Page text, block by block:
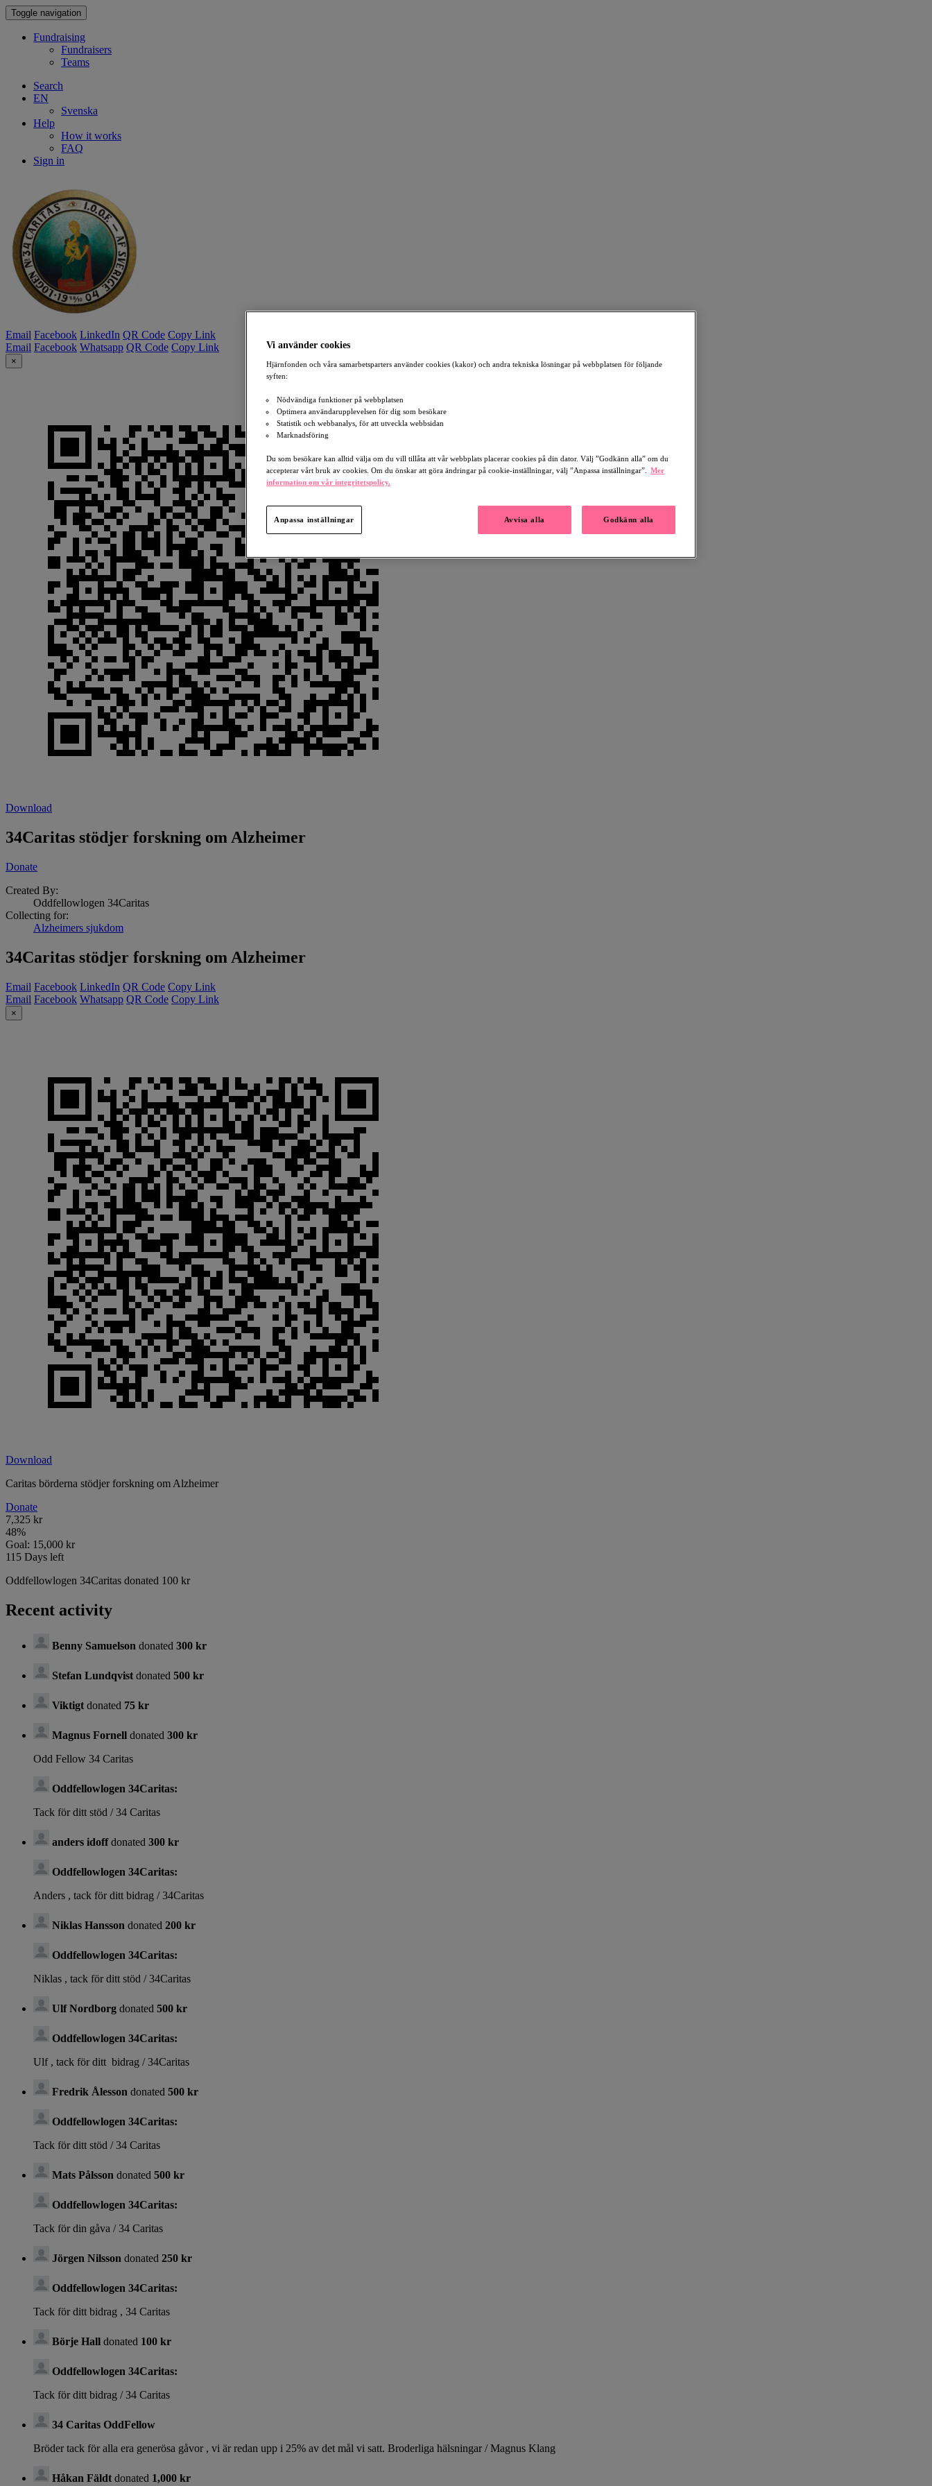
Toggle navigation
Fundraising
Fundraisers
Teams
Search
EN
Svenska
Help
How it works
FAQ
Sign in
Email Facebook LinkedIn QR Code Copy Link
Email Facebook Whatsapp QR Code Copy Link
×
Download
34Caritas stödjer forskning om Alzheimer
Donate
Created By:
Oddfellowlogen 34Caritas
Collecting for:
Alzheimers sjukdom
34Caritas stödjer forskning om Alzheimer
Email Facebook LinkedIn QR Code Copy Link
Email Facebook Whatsapp QR Code Copy Link
×
Download
Caritas börderna stödjer forskning om Alzheimer
Donate
7,325 kr
48%
Goal: 15,000 kr
115 Days left
Oddfellowlogen 34Caritas donated 100 kr
Recent activity
Benny Samuelson donated 300 kr
Stefan Lundqvist donated 500 kr
Viktigt donated 75 kr
Magnus Fornell donated 300 kr
Odd Fellow 34 Caritas
Oddfellowlogen 34Caritas:
Tack för ditt stöd / 34 Caritas
anders idoffdonated 300 kr
Oddfellowlogen 34Caritas:
Anders , tack för ditt bidrag / 34Caritas
Niklas Hansson donated 200 kr
Oddfellowlogen 34Caritas:
Niklas , tack för ditt stöd / 34Caritas
Ulf Nordborg donated 500 kr
Oddfellowlogen 34Caritas:
Ulf , tack för ditt bidrag / 34Caritas
Fredrik Ålesson donated 500 kr
Oddfellowlogen 34Caritas:
Tack för ditt stöd / 34 Caritas
Mats Pålsson donated 500 kr
Oddfellowlogen 34Caritas:
Tack för din gåva / 34 Caritas
Jörgen Nilsson donated 250 kr
Oddfellowlogen 34Caritas:
Tack för ditt bidrag , 34 Caritas
Börje Hall donated 100 kr
Oddfellowlogen 34Caritas:
Tack för ditt bidrag / 34 Caritas
34 Caritas OddFellow
Bröder tack för alla era generösa gåvor , vi är redan upp i 25% av det mål vi satt. Broderliga hälsningar / Magnus Klang
Håkan Fäldt donated 1,000 kr
Vi använder cookies
Hjärnfonden och våra samarbetsparters använder cookies (kakor) och andra tekniska lösningar på webbplatsen för följande
syften:
Nödvändiga funktioner på webbplatsen
Optimera användarupplevelsen för dig som besökare
Statistik och webbanalys, för att utveckla webbsidan
Marknadsföring
Du som besökare kan alltid välja om du vill tillåta att vår webbplats placerar cookies på din dator. Välj ”Godkänn alla” om du
accepterar vårt bruk av cookies. Om du önskar att göra ändringar på cookie-inställningar, välj ”Anpassa inställningar”.
Mer
information om vår integritetspolicy.
Avvisa alla Godkänn alla
Anpassa inställningar